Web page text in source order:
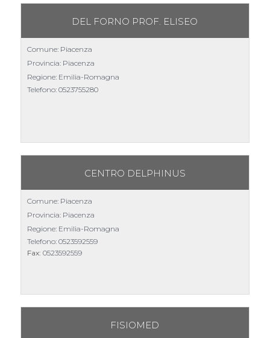
DEL FORNO PROF. ELISEO
Comune: Piacenza
Provincia: Piacenza
Regione: Emilia-Romagna
Telefono: 0523755280
CENTRO DELPHINUS
Comune: Piacenza
Provincia: Piacenza
Regione: Emilia-Romagna
Telefono: 0523592559
Fax: 0523592559
FISIOMED